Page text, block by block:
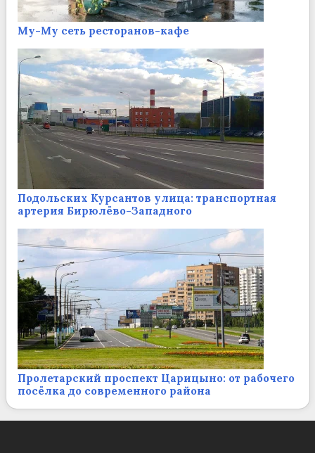
Му-Му сеть ресторанов-кафе
Подольских Курсантов улица: транспортная
артерия Бирюлёво-Западного
Пролетарский проспект Царицыно: от рабочего
посёлка до современного района